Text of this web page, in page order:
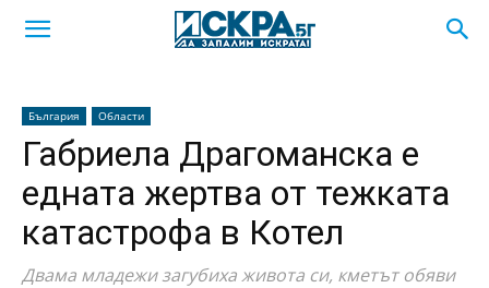
България Области
Габриела Драгоманска е
едната жертва от тежката
катастрофа в Котел
Двама младежи загубиха живота си, кметът обяви